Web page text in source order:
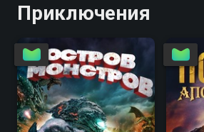
Приключения